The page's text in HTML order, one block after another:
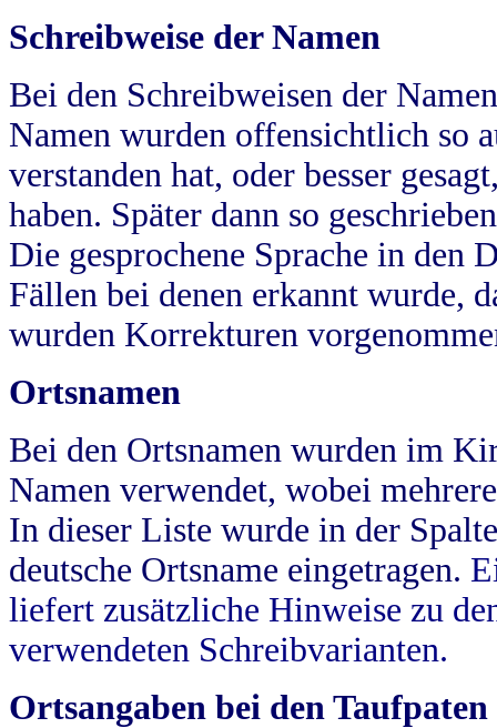
Schreibweise der Namen
Bei den Schreibweisen der
Namen wurden offensichtlich so
verstanden hat, oder besser
haben. Später dann so
Die gesprochene Sprache in
Fällen bei denen erkannt wurde,
wurden Korrekturen
Ortsnamen
Bei den Ortsnamen wurden im
Namen verwendet, wobei
In dieser Liste wurde in der
deutsche Ortsname eingetragen.
liefert zusätzliche Hinweise zu
verwendeten Schreibvarianten.
Ortsangaben bei den Taufpaten